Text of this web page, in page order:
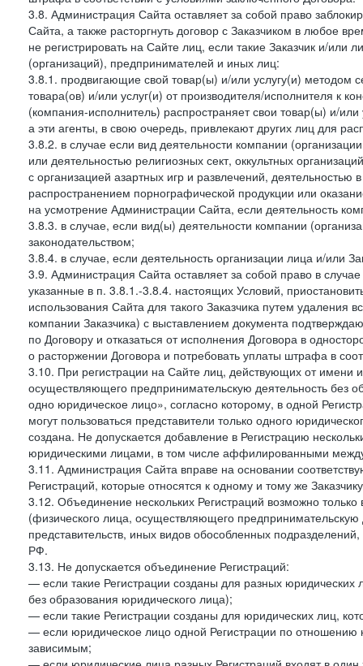
3.8. Администрация Сайта оставляет за собой право
Сайта, а также расторгнуть договор с Заказчиком в любое
не регистрировать на Сайте лиц, если такие Заказчик и/
(организаций), предпринимателей и иных лиц:
3.8.1. продвигающие свой товар(ы) и/или услугу(и) методом
товара(ов) и/или услуг(и) от производителя/исполнителя к
(компания-исполнитель) распространяет свои товар(ы) и/
а эти агенты, в свою очередь, привлекают других лиц для
3.8.2. в случае если вид деятельности компании
или деятельностью религиозных сект, оккультных
с организацией азартных игр и развлечений,
распространением порнографической продукции или
на усмотрение Администрации Сайта, если деятельность
3.8.3. в случае, если вид(ы) деятельности компании
законодательством;
3.8.4. в случае, если деятельность организации лица и/или
3.9. Администрация Сайта оставляет за собой право в
указанные в п. 3.8.1.-3.8.4. настоящих Условий,
использования Сайта для такого Заказчика путем
компании Заказчика) с выставлением документа
по Договору и отказаться от исполнения Договора в
о расторжении Договора и потребовать уплаты штрафа в
3.10. При регистрации на Сайте лиц, действующих от имени
осуществляющего предпринимательскую деятельность без
одно юридическое лицо», согласно которому, в одной
могут пользоваться представители только одного
создана. Не допускается добавление в Регистрацию
юридическими лицами, в том числе аффилированными
3.11. Администрация Сайта вправе на основании
Регистраций, которые относятся к одному и тому же
3.12. Объединение нескольких Регистраций возможно
(физического лица, осуществляющего
представительств, иных видов обособленных
РФ.
3.13. Не допускается объединение Регистраций:
— если такие Регистрации созданы для разных
без образования юридического лица);
— если такие Регистрации созданы для юридических лиц,
— если юридическое лицо одной Регистрации по отношению
зависимым;